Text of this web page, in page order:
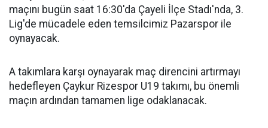
maçını bugün saat 16:30'da Çayeli İlçe Stadı'nda, 3.
Lig'de mücadele eden temsilcimiz Pazarspor ile
oynayacak.
A takımlara karşı oynayarak maç direncini artırmayı
hedefleyen Çaykur Rizespor U19 takımı, bu önemli
maçın ardından tamamen lige odaklanacak.